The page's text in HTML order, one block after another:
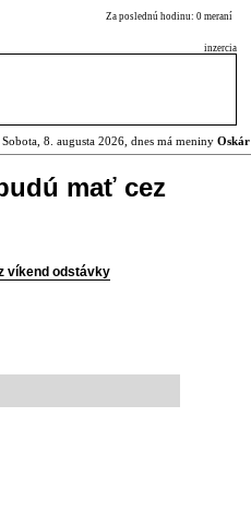
Za poslednú hodinu: 0 meraní
inzercia
Sobota, 8. augusta 2026, dnes má meniny Oskár
mať cez
víkend odstávky